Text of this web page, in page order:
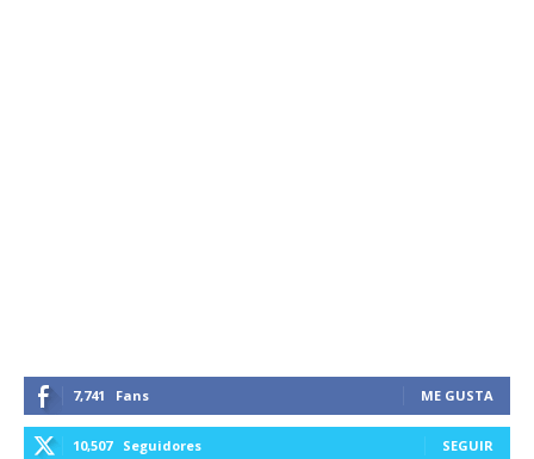
7,741 Fans ME GUSTA
10,507 Seguidores SEGUIR